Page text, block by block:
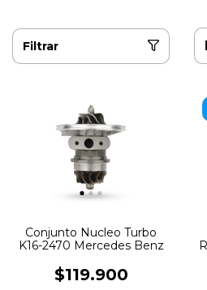
Filtrar
Conjunto Nucleo Turbo
K16-2470 Mercedes Benz
$119.900